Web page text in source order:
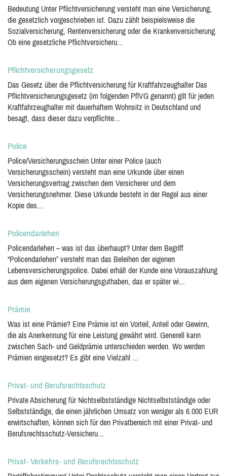
Bedeutung Unter Pflichtversicherung versteht man eine Versicherung,
die gesetzlich vorgeschrieben ist. Dazu zählt beispielsweise die
Sozialversicherung, Rentenversicherung oder die Krankenversicherung.
Ob eine gesetzliche Pflichtversicheru...
Pflichtversicherungsgesetz
Das Gesetz über die Pflichtversicherung für Kraftfahrzeughalter Das
Pflichtversicherungsgesetz (im folgenden PflVG genannt) gilt für jeden
Kraftfahrzeughalter mit dauerhaftem Wohnsitz in Deutschland und
besagt, dass dieser dazu verpflichte...
Police
Police/Versicherungsschein Unter einer Police (auch
Versicherungsschein) versteht man eine Urkunde über einen
Versicherungsvertrag zwischen dem Versicherer und dem
Versicherungsnehmer. Diese Urkunde besteht in der Regel aus einer
Kopie des...
Policendarlehen
Policendarlehen – was ist das überhaupt? Unter dem Begriff
“Policendarlehen” versteht man das Beleihen der eigenen
Lebensversicherungspolice. Dabei erhält der Kunde eine Vorauszahlung
aus dem eigenen Versicherungsguthaben, das er später wi...
Prämie
Was ist eine Prämie? Eine Prämie ist ein Vorteil, Anteil oder Gewinn,
die als Anerkennung für eine Leistung gewährt wird. Generell kann
zwischen Sach- und Geldprämie unterschieden werden. Wo werden
Prämien eingesetzt? Es gibt eine Vielzahl ...
Privat- und Berufsrechtsschutz
Private Absicherung für Nichtselbstständige Nichtselbstständige oder
Selbstständige, die einen jährlichen Umsatz von weniger als 6.000 EUR
erwirtschaften, können sich für den Privatbereich mit einer Privat- und
Berufsrechtsschutz-Versicheru...
Privat- Verkehrs- und Berufsrechtsschutz